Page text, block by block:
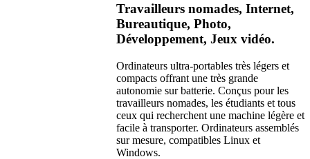
Travailleurs nomades, Internet,
Bureautique, Photo,
Développement, Jeux vidéo.
Ordinateurs ultra-portables très légers et
compacts offrant une très grande
autonomie sur batterie. Conçus pour les
travailleurs nomades, les étudiants et tous
ceux qui recherchent une machine légère et
facile à transporter. Ordinateurs assemblés
sur mesure, compatibles Linux et
Windows.